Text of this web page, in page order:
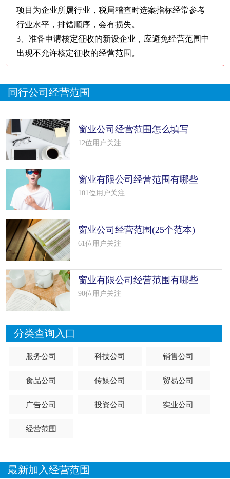
项目为企业所属行业，税局稽查时选案指标经常参考
行业水平，排错顺序，会有损失。
3、准备申请核定征收的新设企业，应避免经营范围中
出现不允许核定征收的经营范围。
同行公司经营范围
窗业公司经营范围怎么填写
（25个模板
12位用户关注
窗业有限公司经营范围有哪些
（精选13
101位用户关注
窗业公司经营范围(25个范本)
61位用户关注
窗业有限公司经营范围有哪些
(13个
90位用户关注
分类查询入口
服务公司 科技公司 销售公司
食品公司 传媒公司 贸易公司
广告公司 投资公司 实业公司
经营范围
最新加入经营范围